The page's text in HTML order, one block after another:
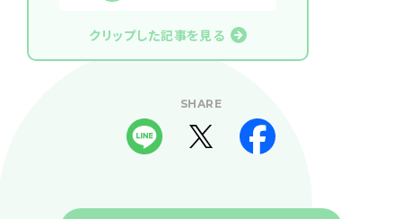
クリップした記事を見る
SHARE